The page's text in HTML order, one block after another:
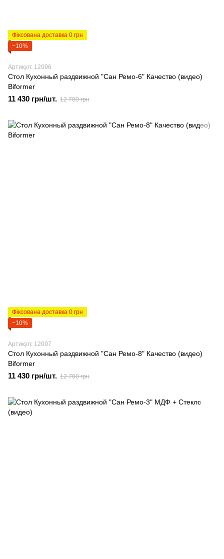
Фіксована доставка 0 грн
−10%
Артикул: 12096
Стол Кухонный раздвижной "Сан Ремо-6" Качество (видео)
Biformer
11 430 грн/шт. 12 700 грн
Фіксована доставка 0 грн
−10%
Артикул: 12097
Стол Кухонный раздвижной "Сан Ремо-8" Качество (видео)
Biformer
11 430 грн/шт. 12 700 грн